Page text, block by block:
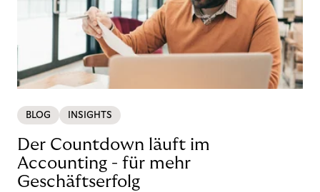
BLOG INSIGHTS
Der Countdown läuft im
Accounting - für mehr
Geschäftserfolg